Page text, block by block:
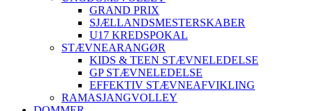
GRAND PRIX
SJÆLLANDSMESTERSKABER
U17 KREDSPOKAL
STÆVNEARANGØR
KIDS & TEEN STÆVNELEDELSE
GP STÆVNELEDELSE
EFFEKTIV STÆVNEAFVIKLING
RAMASJANGVOLLEY